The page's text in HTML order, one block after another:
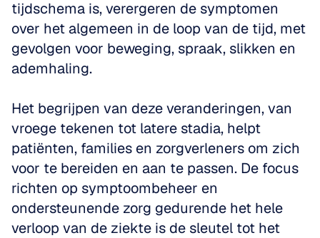
tijdschema is, verergeren de symptomen
over het algemeen in de loop van de tijd, met
gevolgen voor beweging, spraak, slikken en
ademhaling.
Het begrijpen van deze veranderingen, van
vroege tekenen tot latere stadia, helpt
patiënten, families en zorgverleners om zich
voor te bereiden en aan te passen. De focus
richten op symptoombeheer en
ondersteunende zorg gedurende het hele
verloop van de ziekte is de sleutel tot het